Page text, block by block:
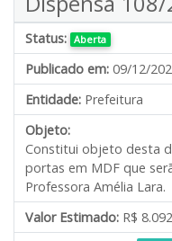
Status: Aberta
Publicado em: 09/12/
Entidade: Prefeitura
Objeto:
Constitui objeto desta
portas em MDF que
Professora Amélia Lara.
Valor Estimado: R$